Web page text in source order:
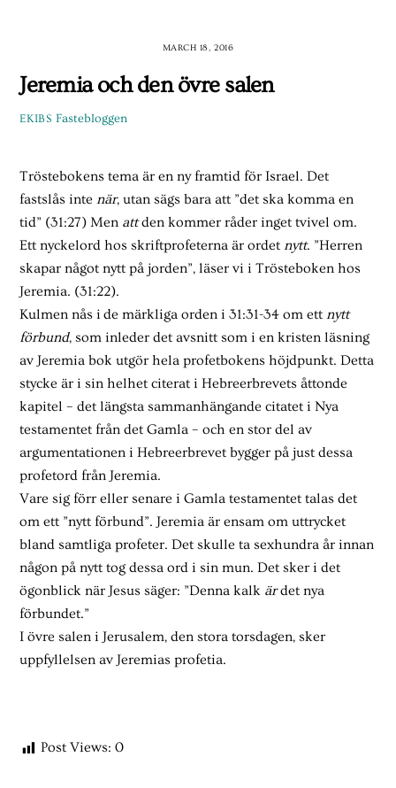
MARCH 18, 2016
Jeremia och den övre salen
EKIBS Fastebloggen
Tröstebokens tema är en ny framtid för Israel. Det
fastslås intenär, utan sägs bara att ”det ska komma en
tid” (31:27) Men attden kommer råder inget tvivel om.
Ett nyckelord hos skriftprofeterna är ordetnytt. ”Herren
skapar något nytt på jorden”, läser vi i Trösteboken hos
Jeremia. (31:22).
Kulmen nås i de märkliga orden i 31:31-34 om ettnytt
förbund, som inleder det avsnitt som i en kristen läsning
av Jeremia bok utgör hela profetbokens höjdpunkt. Detta
stycke är i sin helhet citerat i Hebreerbrevets åttonde
kapitel – det längsta sammanhängande citatet i Nya
testamentet från det Gamla – och en stor del av
argumentationen i Hebreerbrevet bygger på just dessa
profetord från Jeremia.
Vare sig förr eller senare i Gamla testamentet talas det
om ett ”nytt förbund”. Jeremia är ensam om uttrycket
bland samtliga profeter. Det skulle ta sexhundra år innan
någon på nytt tog dessa ord i sin mun. Det sker i det
ögonblick när Jesus säger: ”Denna kalk ärdet nya
förbundet.”
I övre salen i Jerusalem, den stora torsdagen, sker
uppfyllelsen av Jeremias profetia.
Post Views: 0